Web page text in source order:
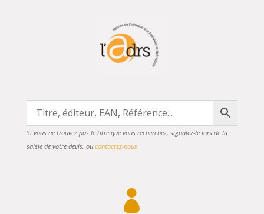
Si vous ne trouvez pas le titre que vous recherchez, signalez-le lors de la
saisie de votre devis, ou contactez-nous
